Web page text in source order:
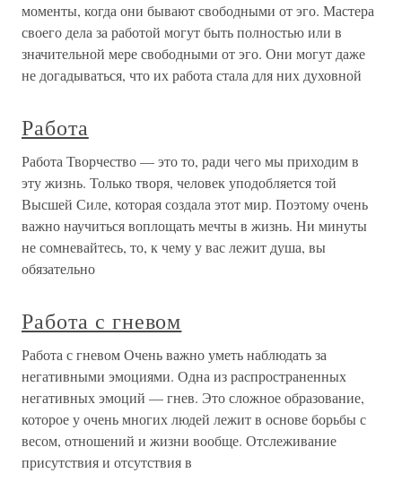
моменты, когда они бывают свободными от эго. Мастера
своего дела за работой могут быть полностью или в
значительной мере свободными от эго. Они могут даже
не догадываться, что их работа стала для них духовной
Работа
Работа Творчество — это то, ради чего мы приходим в
эту жизнь. Только творя, человек уподобляется той
Высшей Силе, которая создала этот мир. Поэтому очень
важно научиться воплощать мечты в жизнь. Ни минуты
не сомневайтесь, то, к чему у вас лежит душа, вы
обязательно
Работа с гневом
Работа с гневом Очень важно уметь наблюдать за
негативными эмоциями. Одна из распространенных
негативных эмоций — гнев. Это сложное образование,
которое у очень многих людей лежит в основе борьбы с
весом, отношений и жизни вообще. Отслеживание
присутствия и отсутствия в